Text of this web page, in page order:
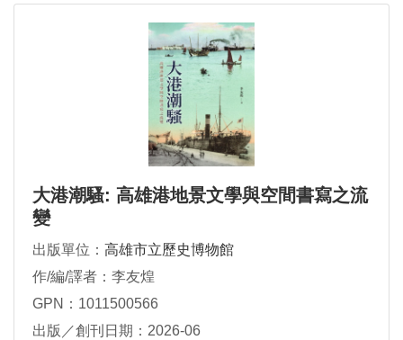
大港潮騷: 高雄港地景文學與空間書寫之流
變
出版單位： 高雄市立歷史博物館
作/編/譯者：李友煌
GPN：1011500566
出版／創刊日期：2026-06